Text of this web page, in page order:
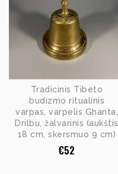
Tradicinis Tibeto
budizmo ritualinis
varpas, varpelis Ghanta,
Drilbu, žalvarinis (aukštis
18 cm, skersmuo 9 cm)
€52